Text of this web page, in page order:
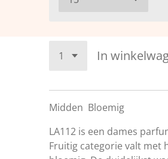
In
Midden Bloemig
LA112 is een dames
Fruitig categorie valt met